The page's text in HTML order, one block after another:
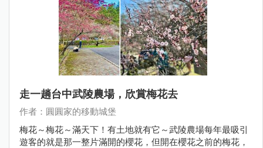
走一趟台中武陵農場，欣賞梅花去
作者：圓圓家的移動城堡
梅花～梅花～滿天下！有土地就有它～​​​​​​​武陵農場每年最吸引
遊客的就是那一整片滿開的櫻花，但開在櫻花之前的梅花，